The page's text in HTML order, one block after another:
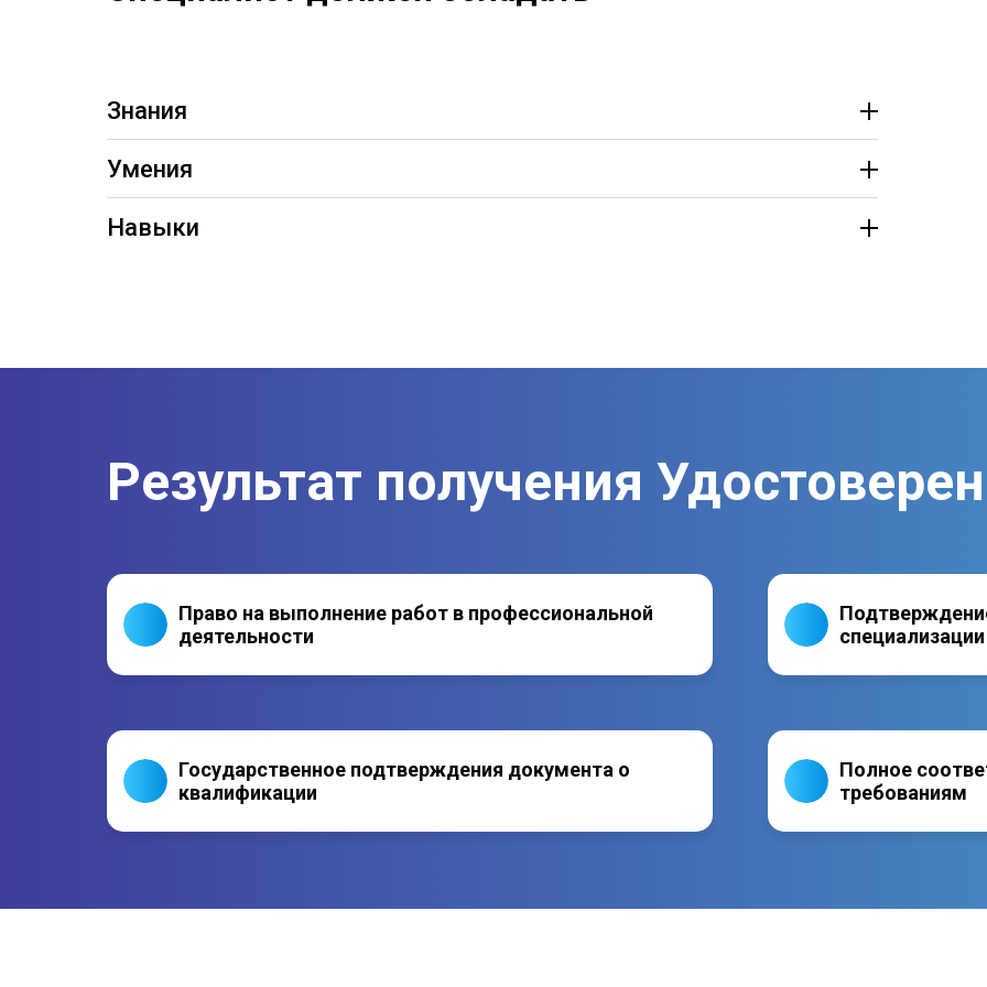
Знания
Умения
Навыки
Результат получения
Право на выполнение работ в профессиональной
деятельности
специализации
Государственное подтверждения документа о
квалификации
Полное
требованиям